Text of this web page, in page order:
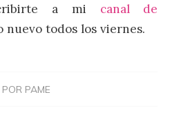
a mi canal de
nuevo todos los viernes.
POR PAME